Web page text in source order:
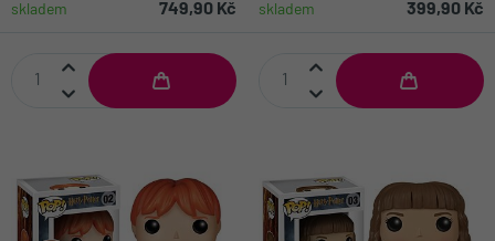
skladem 749,90 Kč skladem 399,90 Kč